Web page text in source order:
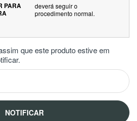
PARA
deverá seguir o
procedimento normal.
que este produto estive em
NOTIFICAR